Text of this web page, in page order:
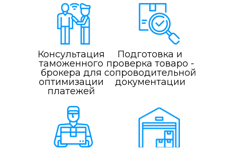
Консультация
таможенного
брокера для
оптимизации
платежей
Подготовка и
проверка товаро -
сопроводительной
документации